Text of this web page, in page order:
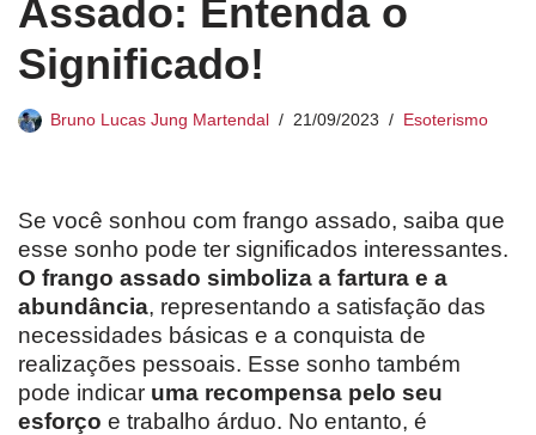
Assado: Entenda o
Significado!
Bruno Lucas Jung Martendal 21/09/2023 Esoterismo
Se você sonhou com frango assado, saiba que
esse sonho pode ter significados interessantes.
O frango assado simboliza a fartura e a
abundância, representando a satisfação das
necessidades básicas e a conquista de
realizações pessoais. Esse sonho também
pode indicar uma recompensa pelo seu
esforço e trabalho árduo. No entanto, é